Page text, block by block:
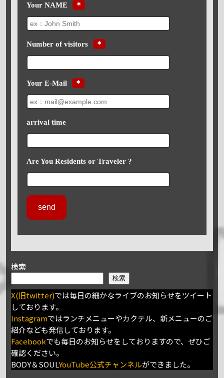
Your NAME ＊
Number of visitors ＊
Your E-Mail ＊
arrival time
Are You Residents or Traveler ?
検索
検索
X(旧twitter)では毎日の細かなライブのお知らせをツイート
しております。
Instagramではランチメニューやカクテル、新メニューのご
紹介なども発信しております。
Facebookでも毎日のお知らせをしておりますので、ぜひご
確認ください。
BODY＆SOULYouTube公式チャンネルができました。